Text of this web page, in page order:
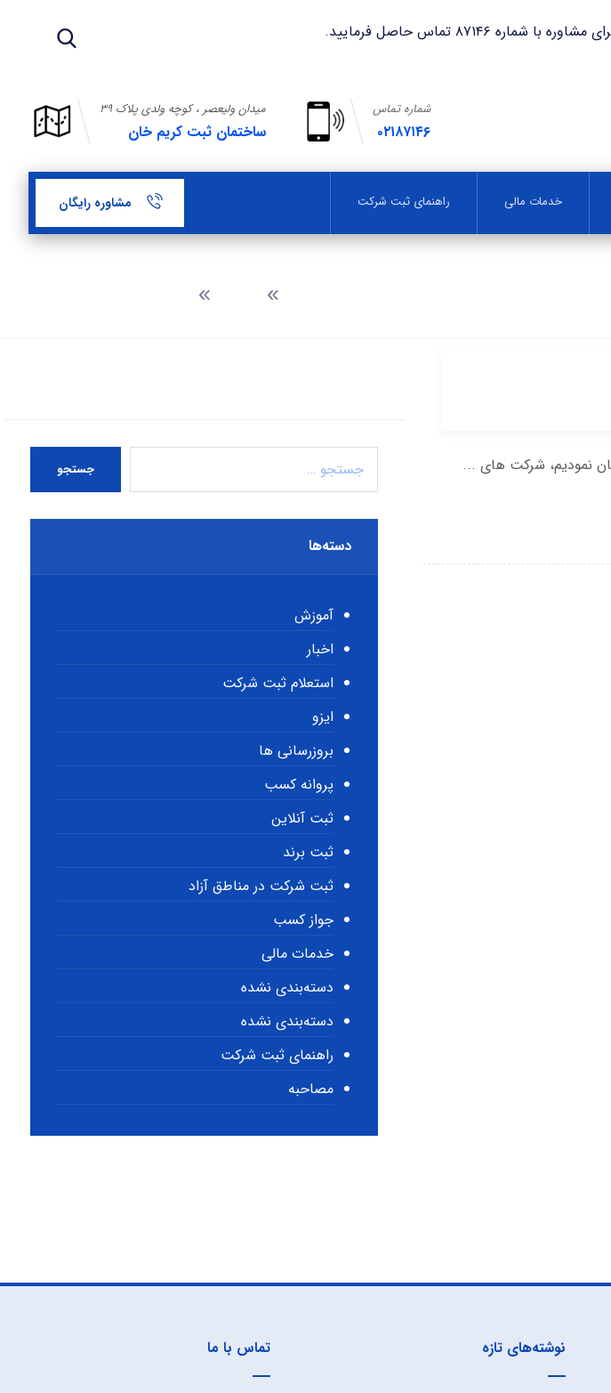
تماس حاصل فرمایید.
میدان ولیعصر ، کوچه ولدی پلاک ۳۹
ساختمان ثبت کریم خان
شماره تماس
۰۲۱۸۷۱۴۶
خدمات مالی راهنمای ثبت شرکت مشاوره رایگان
نمودیم، شرکت های ... جستجو
دسته‌ها
آموزش
اخبار
استعلام ثبت شرکت
ایزو
بروزرسانی ها
پروانه کسب
ثبت آنلاین
ثبت برند
ثبت شرکت در مناطق آزاد
جواز کسب
خدمات مالی
دسته‌بندی نشده
دسته‌بندی نشده
راهنمای ثبت شرکت
مصاحبه
نوشته‌های تازه تماس با ما